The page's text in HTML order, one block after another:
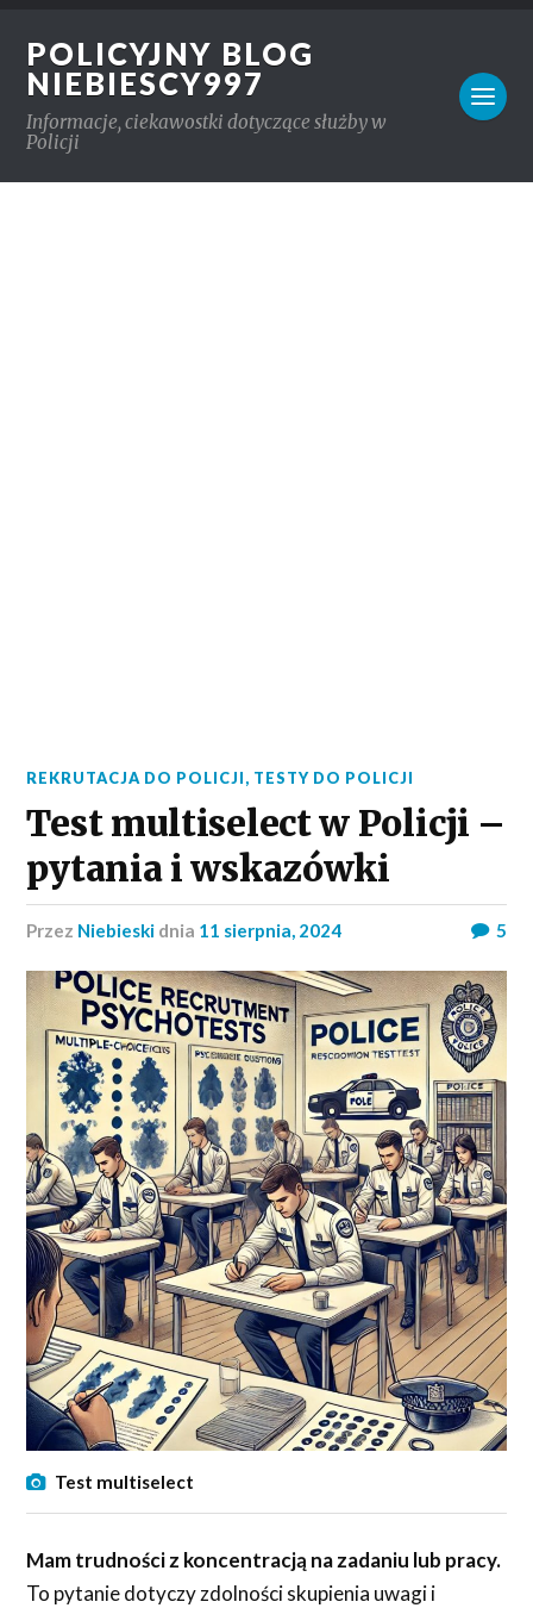
POLICYJNY BLOG
NIEBIESCY997
Informacje, ciekawostki dotyczące służby w
Policji
REKRUTACJA DO POLICJI, TESTY DO POLICJI
Test multiselect w Policji –
pytania i wskazówki
przez Niebieski dnia 11 sierpnia, 2024 5
Test multiselect
Mam trudności z koncentracją na zadaniu lub pracy.
To pytanie dotyczy zdolności skupienia uwagi i